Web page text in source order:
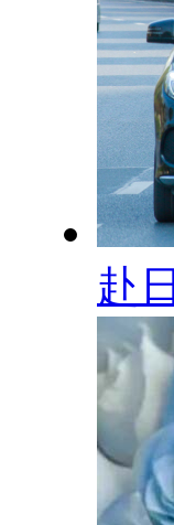
赴